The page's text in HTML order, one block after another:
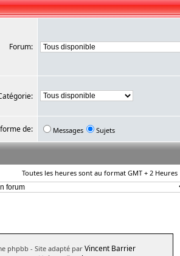
Forum:
de: Messages Sujets
Toutes les heures sont au format GMT + 2 Heures
phpbb - Site adapté par Vincent Barrier